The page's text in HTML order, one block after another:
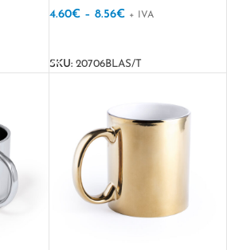
4.60€ – 8.56€ + IVA
SKU: 20706BLAS/T